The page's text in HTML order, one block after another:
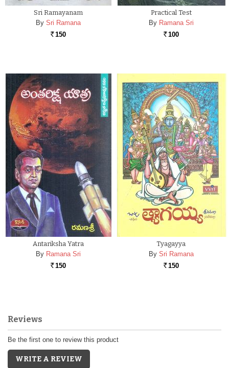
Sri Ramayanam
By Sri Ramana
Rs. 150
Practical Test
By Ramana Sri
Rs. 100
Antariksha Yatra
By Ramana Sri
Rs. 150
Tyagayya
By Sri Ramana
Rs. 150
Reviews
Be the first one to review this product
WRITE A REVIEW